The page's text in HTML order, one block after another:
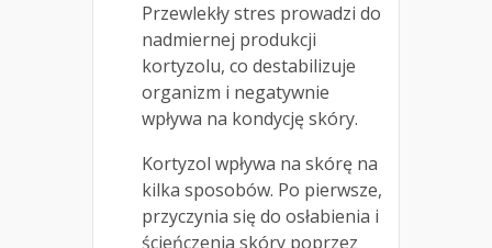
Przewlekły stres prowadzi do
nadmiernej produkcji
kortyzolu, co destabilizuje
organizm i negatywnie
wpływa na kondycję skóry.
Kortyzol wpływa na skórę na
kilka sposobów. Po pierwsze,
przyczynia się do osłabienia i
ścieńczenia skóry poprzez